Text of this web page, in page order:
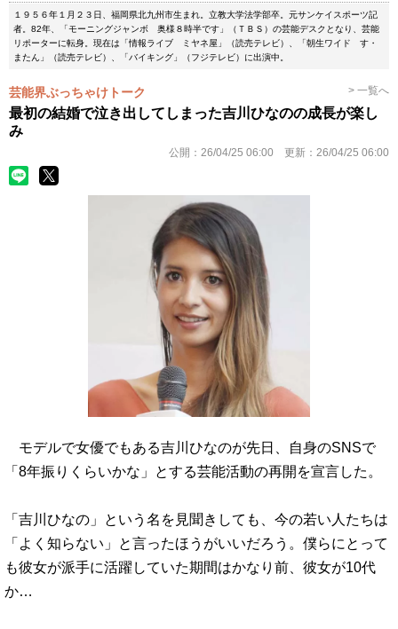
１９５６年１月２３日、福岡県北九州市生まれ。立教大学法学部卒。元サンケイスポーツ記
者。82年、「モーニングジャンボ 奥様８時半です」（ＴＢＳ）の芸能デスクとなり、芸能
リポーターに転身。現在は「情報ライブ ミヤネ屋」（読売テレビ）、「朝生ワイド す・
またん」（読売テレビ）、「バイキング」（フジテレビ）に出演中。
芸能界ぶっちゃけトーク > 一覧へ
最初の結婚で泣き出してしまった吉川ひなのの成長が楽し
み
公開： 26/04/25 06:00 更新： 26/04/25 06:00
モデルで女優でもある吉川ひなのが先日、自身のSNSで
「8年振りくらいかな」とする芸能活動の再開を宣言した。
「吉川ひなの」という名を見聞きしても、今の若い人たちは
「よく知らない」と言ったほうがいいだろう。僕らにとって
も彼女が派手に活躍していた期間はかなり前、彼女が10代
か…